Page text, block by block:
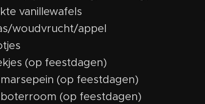
vanillewafels
woudvrucht/appel
(op feestdagen)
(op feestdagen)
(op feestdagen)